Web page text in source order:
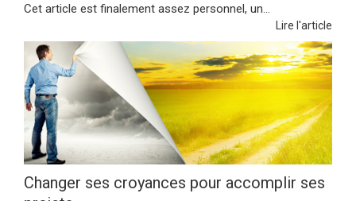
Cet article est finalement assez personnel, un...
Lire l'article
Changer ses croyances pour accomplir ses